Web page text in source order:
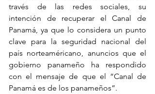
través de las redes sociales, su
intención de recuperar el Canal de
Panamá, ya que lo considera un punto
clave para la seguridad nacional del
país norteaméricano, anuncios que el
gobierno panameño ha respondido
con el mensaje de que el “Canal de
Panamá es de los panameños”.